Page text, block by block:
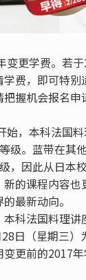
变更学费。若
费，即可特
握机会报名申
始，本科法国
级。蓝带在其
，因此从日本
的课程内容
最新动向。
科法国料理讲
日（星期三）
更前的2017